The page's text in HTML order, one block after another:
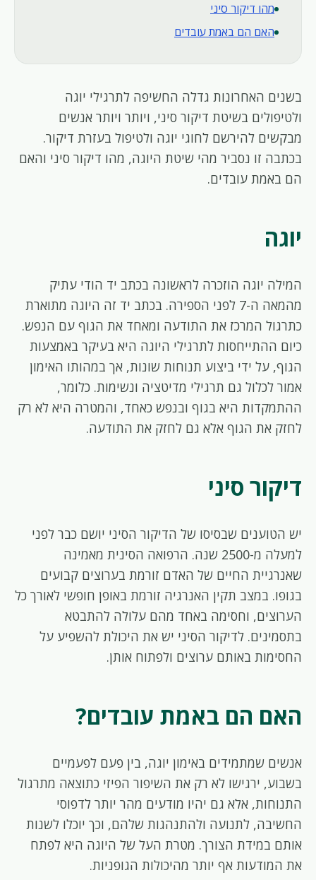
מהו דיקור סיני
האם הם באמת עובדים
בשנים האחרונות גדלה החשיפה לתרגילי יוגה
ולטיפולים בשיטת דיקור סיני, ויותר ויותר אנשים
מבקשים להירשם לחוגי יוגה ולטיפול בעזרת דיקור.
בכתבה זו נסביר מהי שיטת היוגה, מהו דיקור סיני והאם
הם באמת עובדים.
יוגה
המילה יוגה הוזכרה לראשונה בכתב יד הודי עתיק
מהמאה ה-7 לפני הספירה. בכתב יד זה היוגה מתוארת
כתרגול המרכז את התודעה ומאחד את הגוף עם הנפש.
כיום ההתייחסות לתרגילי היוגה היא בעיקר באמצעות
הגוף, על ידי ביצוע תנוחות שונות, אך במהותו האימון
אמור לכלול גם תרגילי מדיטציה ונשימות. כלומר,
ההתמקדות היא בגוף ובנפש כאחד, והמטרה היא לא רק
לחזק את הגוף אלא גם לחזק את התודעה.
דיקור סיני
יש הטוענים שבסיסו של הדיקור הסיני יושם כבר לפני
למעלה מ-2500 שנה. הרפואה הסינית מאמינה
שאנרגיית החיים של האדם זורמת בערוצים קבועים
בגופו. במצב תקין האנרגיה זורמת באופן חופשי לאורך כל
הערוצים, וחסימה באחד מהם עלולה להתבטא
בתסמינים. לדיקור הסיני יש את היכולת להשפיע על
החסימות באותם ערוצים ולפתוח אותן.
האם הם באמת עובדים?
אנשים שמתמידים באימון יוגה, בין פעם לפעמיים
בשבוע, ירגישו לא רק את השיפור הפיזי כתוצאה מתרגול
התנוחות, אלא גם יהיו מודעים מהר יותר לדפוסי
החשיבה, לתנועה ולהתנהגות שלהם, וכך יוכלו לשנות
אותם במידת הצורך. מטרת העל של היוגה היא לפתח
את המודעות אף יותר מהיכולות הגופניות.